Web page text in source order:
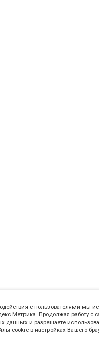
с пользователями мы
Продолжая работу с
данных и разрешаете
cookie в настройках Вашего